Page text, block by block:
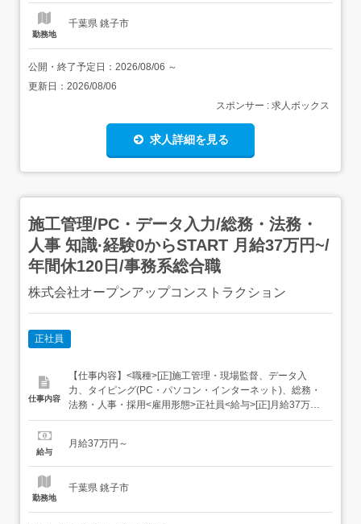
勤務地
千葉県 銚子市
公開・終了予定日： 2026/08/06 ～
更新日： 2026/08/06
スポンサー : 求人ボックス
求人詳細を見る
施工管理/PC・データ入力/総務・法務・
人事 知識·経験0からSTART 月給37万円~/
年間休120日/事務系総合職
株式会社オープンアップコンストラクション
正社員
仕事内容
【仕事内容】<職種>[正]施工管理・現場監督、データ入
力、タイピング(PC・パソコン・インターネット)、総務・
法務・人事・採用<雇用形態>正社員<給与>[正]月給37万円
～交通費:全額支給 [正]には、固定残業代:49,143円 20時間
途残業代をお支払いします。 試用期間:3ヶ月/正社員/月給
給与
月給37万円～
勤務地
千葉県 銚子市